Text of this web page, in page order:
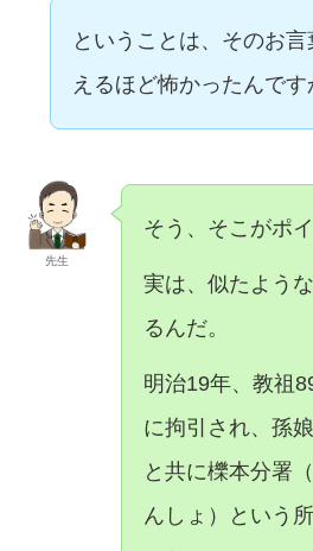
ということは、そのお言
えるほど怖かったんです
先生
そう、そこがポイ
実は、似たよう
るんだ。
明治19年、教祖
に拘引され、孫
と共に櫟本分署
んしょ）という